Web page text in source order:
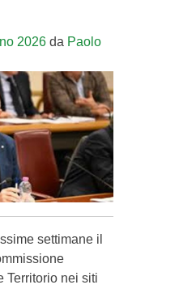
2026da Paolo
settimane il
Territorio nei siti